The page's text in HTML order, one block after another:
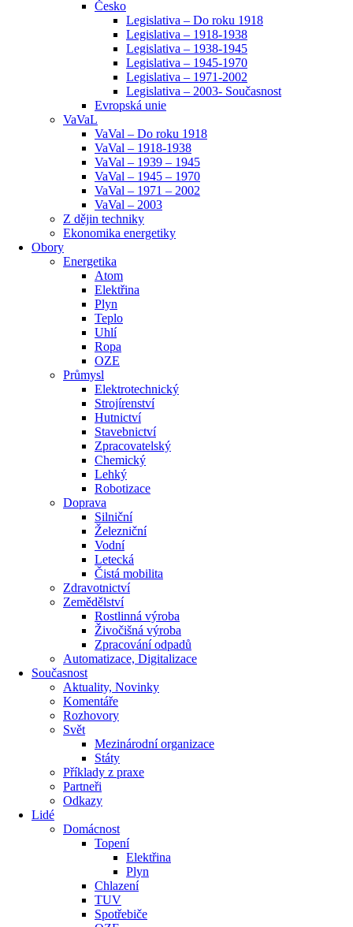
Česko
Legislativa – Do roku 1918
Legislativa – 1918-1938
Legislativa – 1938-1945
Legislativa – 1945-1970
Legislativa – 1971-2002
Legislativa – 2003- Současnost
Evropská unie
VaVaL
VaVal – Do roku 1918
VaVal – 1918-1938
VaVal – 1939 – 1945
VaVal – 1945 – 1970
VaVal – 1971 – 2002
VaVal – 2003
Z dějin techniky
Ekonomika energetiky
Obory
Energetika
Atom
Elektřina
Plyn
Teplo
Uhlí
Ropa
OZE
Průmysl
Elektrotechnický
Strojírenství
Hutnictví
Stavebnictví
Zpracovatelský
Chemický
Lehký
Robotizace
Doprava
Silniční
Železniční
Vodní
Letecká
Čistá mobilita
Zdravotnictví
Zemědělství
Rostlinná výroba
Živočišná výroba
Zpracování odpadů
Automatizace, Digitalizace
Současnost
Aktuality, Novinky
Komentáře
Rozhovory
Svět
Mezinárodní organizace
Státy
Příklady z praxe
Partneři
Odkazy
Lidé
Domácnost
Topení
Elektřina
Plyn
Chlazení
TUV
Spotřebiče